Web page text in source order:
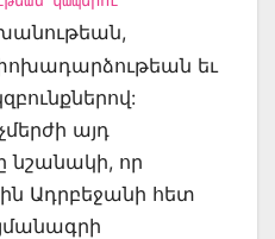
եւ
այդ
նշանակի, որ
Ադրբեջանի հետ